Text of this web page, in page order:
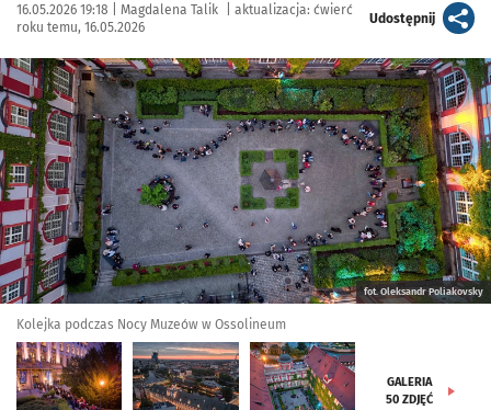
Data publikacji:
16.05.2026 19:18 | Autor:
Magdalena Talik aktualizacja: ćwierć
roku temu, 16.05.2026
Udostępnijartykuł
Kliknij, aby zobaczyć galerię
fot. Oleksandr Poliakovsky
Kolejka podczas Nocy Muzeów w Ossolineum
GALERIA
50 ZDJĘĆ